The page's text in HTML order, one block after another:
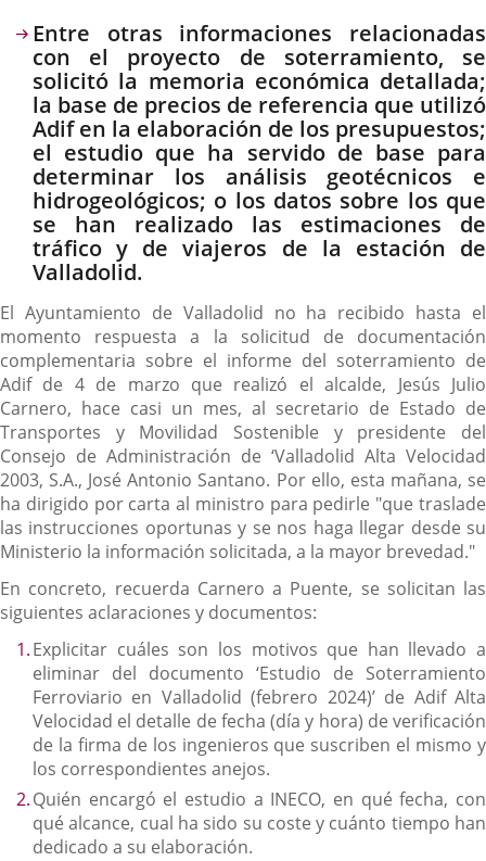
Descripción
Entre otras informaciones relacionadas
con el proyecto de soterramiento, se
solicitó la memoria económica detallada;
la base de precios de referencia que utilizó
Adif en la elaboración de los presupuestos;
el estudio que ha servido de base para
determinar los análisis geotécnicos e
hidrogeológicos; o los datos sobre los que
se han realizado las estimaciones de
tráfico y de viajeros de la estación de
Valladolid.
El Ayuntamiento de Valladolid no ha recibido hasta el
momento respuesta a la solicitud de documentación
complementaria sobre el informe del soterramiento de
Adif de 4 de marzo que realizó el alcalde, Jesús Julio
Carnero, hace casi un mes, al secretario de Estado de
Transportes y Movilidad Sostenible y presidente del
Consejo de Administración de ‘Valladolid Alta Velocidad
2003, S.A., José Antonio Santano. Por ello, esta mañana, se
ha dirigido por carta al ministro para pedirle "que traslade
las instrucciones oportunas y se nos haga llegar desde su
Ministerio la información solicitada, a la mayor brevedad."
En concreto, recuerda Carnero a Puente, se solicitan las
siguientes aclaraciones y documentos:
Explicitar cuáles son los motivos que han llevado a
eliminar del documento ‘Estudio de Soterramiento
Ferroviario en Valladolid (febrero 2024)’ de Adif Alta
Velocidad el detalle de fecha (día y hora) de verificación
de la firma de los ingenieros que suscriben el mismo y
los correspondientes anejos.
Quién encargó el estudio a INECO, en qué fecha, con
qué alcance, cual ha sido su coste y cuánto tiempo han
dedicado a su elaboración.